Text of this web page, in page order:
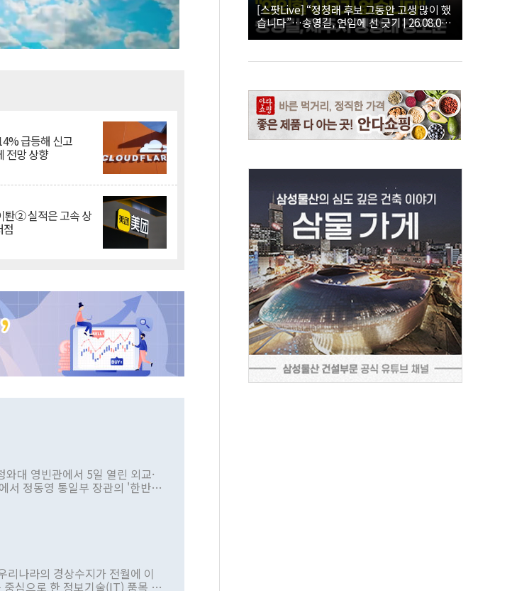
급등해 신고
전망 상향
퇀② 실적은 고속 상
점
대 영빈관에서 5일 열린 외교·
서 정동영 통일부 장관의 '한반도
안을 정책으로 추진하겠다고 공
비판을 내놨다. 그동안 정 장
은 여러 번 있지만 대통령과 유
표명한 것은 이례적이다. 정 장
나라의 경상수지가 전월에 이
심으로 한 정보기술(IT) 품목 수
[스팟Live] “정청래 후보 그동안 고생 많이 했
습니다”…송영길, 연임에 선 긋기 | 26.08.08
더불어민주당 당대표·최고위원 후보 제주 합